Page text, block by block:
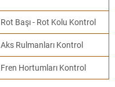
Rot Başı - Rot Kolu Kontrol
Aks Rulmanları Kontrol
Fren Hortumları Kontrol